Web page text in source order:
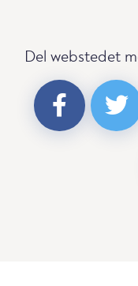
Del webstedet